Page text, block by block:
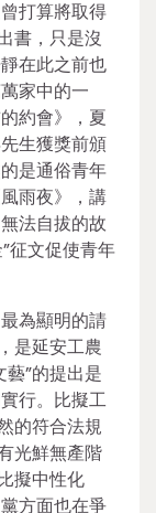
打算將取得
書，只是沒
在此之前也
家中的一
約會》，夏
生獲獎前頒
是通俗青年
雨夜》，講
法自拔的故
征文促使青年
為顯明的請
是延安工農
”的提出是
行。比擬工
的符合法規
光鮮無產階
擬中性化
方面也在爭